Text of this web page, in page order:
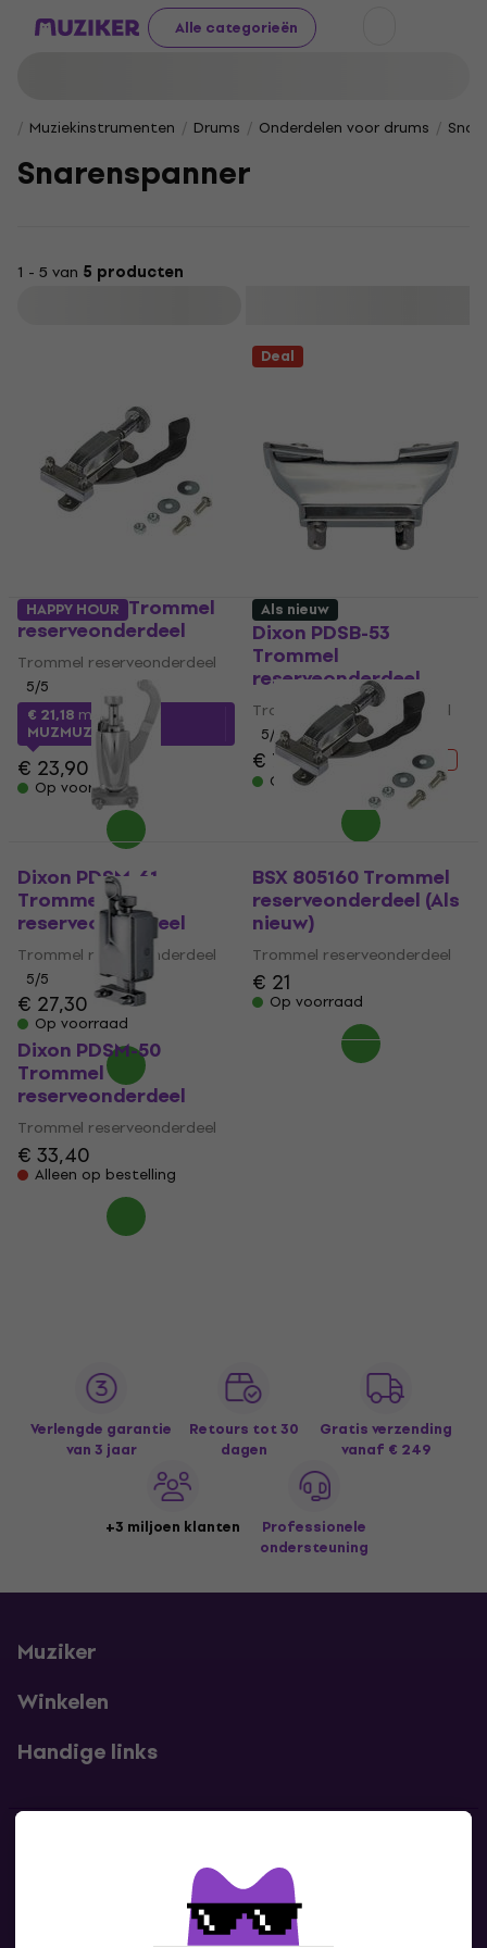
Alle categorieën
Muziekinstrumenten Drums Onderdelen voor drums
Snarenspanner
1 - 5 van 5 producten
BSX 805160 Trommel
reserveonderdeel
Trommel reserveonderdeel
5/5
€ 21,18 met code
MUZMUZ-10
€ 23,90
Op voorraad
Deal
Dixon PDSB-53
Trommel
reserveonderdeel
Trommel reserveonderdeel
5/5
€ 7,59€ 9,59
- 21 %
Op voorraad
HAPPY HOUR
Dixon PDSM-61
Trommel
reserveonderdeel
Trommel reserveonderdeel
5/5
€ 27,30
Op voorraad
Als nieuw
BSX 805160 Trommel
reserveonderdeel (Als
nieuw)
Trommel reserveonderdeel
€ 21
Op voorraad
Dixon PDSM-50
Trommel
reserveonderdeel
Trommel reserveonderdeel
€ 33,40
Alleen op bestelling
Verlengde garantie
van 3 jaar
Retours tot 30
dagen
Gratis verzending
vanaf € 249
+3 miljoen klanten
Professionele
ondersteuning
Muziker
Winkelen
Handige links
Neem contact met ons op